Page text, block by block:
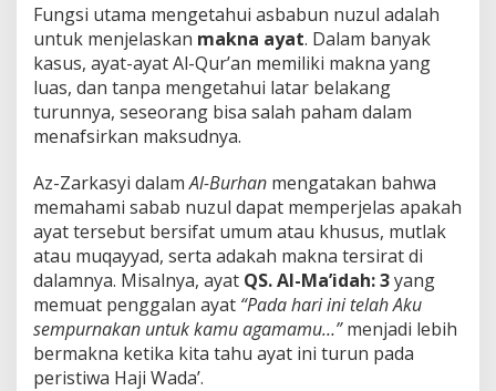
Fungsi utama mengetahui asbabun nuzul adalah
untuk menjelaskan makna ayat. Dalam banyak
kasus, ayat-ayat Al-Qur’an memiliki makna yang
luas, dan tanpa mengetahui latar belakang
turunnya, seseorang bisa salah paham dalam
menafsirkan maksudnya.
Az-Zarkasyi dalamAl-Burhan mengatakan bahwa
memahami sabab nuzul dapat memperjelas apakah
ayat tersebut bersifat umum atau khusus, mutlak
atau muqayyad, serta adakah makna tersirat di
dalamnya. Misalnya, ayat QS. Al-Ma’idah: 3yang
memuat penggalan ayat “Pada hari ini telah Aku
sempurnakan untuk kamu agamamu…”menjadi lebih
bermakna ketika kita tahu ayat ini turun pada
peristiwa Haji Wada’.